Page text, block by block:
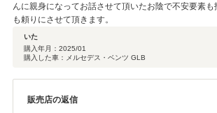
んに親身になってお話させて頂いたお陰で不安要素
も頼りにさせて頂きます。
いた
購入年月： 2025/01
購入した車：メルセデス・ベンツ GLB
販売店の返信